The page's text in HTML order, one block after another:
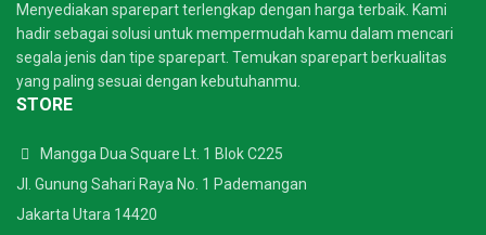
Menyediakan sparepart terlengkap dengan harga terbaik. Kami
hadir sebagai solusi untuk mempermudah kamu dalam mencari
segala jenis dan tipe sparepart. Temukan sparepart berkualitas
yang paling sesuai dengan kebutuhanmu.
STORE
Mangga Dua Square Lt. 1 Blok C225
Jl. Gunung Sahari Raya No. 1 Pademangan
Jakarta Utara 14420